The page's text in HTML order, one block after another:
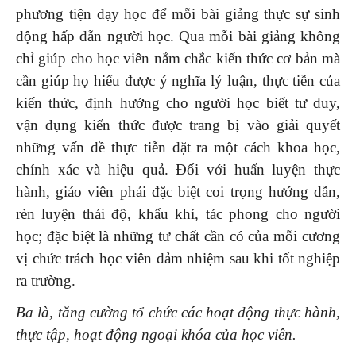
phương tiện dạy học để mỗi bài giảng thực sự sinh
động hấp dẫn người học. Qua mỗi bài giảng không
chỉ giúp cho học viên nắm chắc kiến thức cơ bản mà
cần giúp họ hiểu được ý nghĩa lý luận, thực tiễn của
kiến thức, định hướng cho người học biết tư duy,
vận dụng kiến thức được trang bị vào giải quyết
những vấn đề thực tiễn đặt ra một cách khoa học,
chính xác và hiệu quả. Đối với huấn luyện thực
hành, giáo viên phải đặc biệt coi trọng hướng dẫn,
rèn luyện thái độ, khẩu khí, tác phong cho người
học; đặc biệt là những tư chất cần có của mỗi cương
vị chức trách học viên đảm nhiệm sau khi tốt nghiệp
ra trường.
Ba là, tăng cường tổ chức các hoạt động thực hành,
thực tập, hoạt động ngoại khóa của học viên.